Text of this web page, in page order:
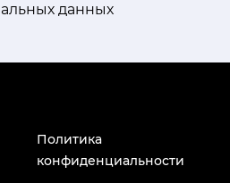
данных
Политика
конфиденциальности